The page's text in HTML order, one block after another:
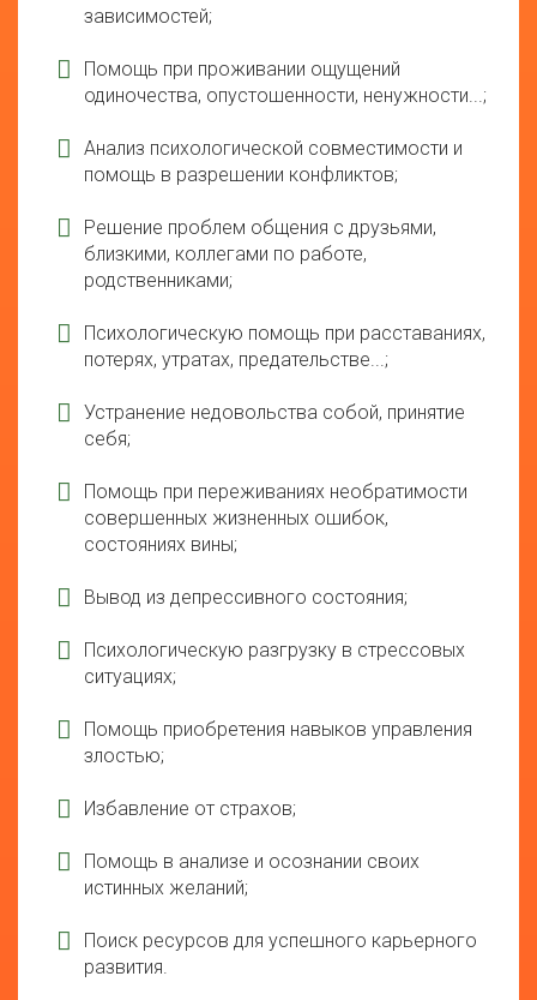
зависимостей;
Помощь при проживании ощущений
одиночества, опустошенности, ненужности...;
Анализ психологической совместимости и
помощь в разрешении конфликтов;
Решение проблем общения с друзьями,
близкими, коллегами по работе,
родственниками;
Психологическую помощь при расставаниях,
потерях, утратах, предательстве...;
Устранение недовольства собой, принятие
себя;
Помощь при переживаниях необратимости
совершенных жизненных ошибок,
состояниях вины;
Вывод из депрессивного состояния;
Психологическую разгрузку в стрессовых
ситуациях;
Помощь приобретения навыков управления
злостью;
Избавление от страхов;
Помощь в анализе и осознании своих
истинных желаний;
Поиск ресурсов для успешного карьерного
развития.